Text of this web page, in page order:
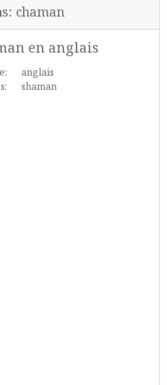
chaman
en anglais
anglais
shaman